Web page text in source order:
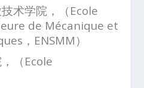
术学院，（Ecole
de Mécanique et
，ENSMM）
（Ecole